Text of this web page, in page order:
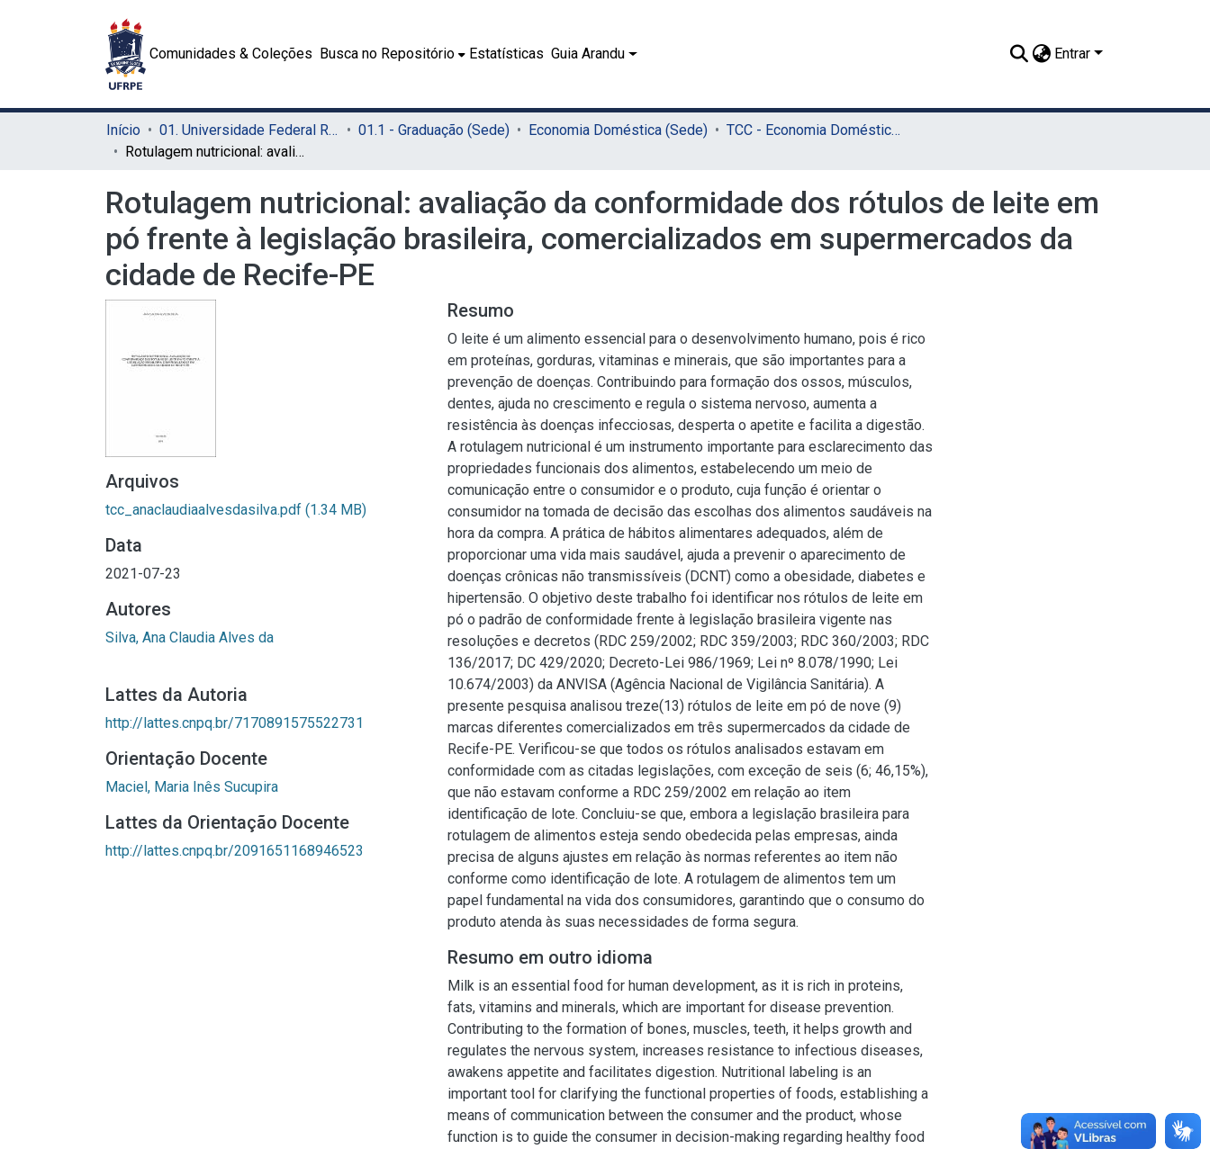
Comunidades & Coleções Busca no Repositório Estatísticas Guia Arandu Entrar
Início 01. Universidade Federal Rural de Pernambuco - UFRPE (Sede) 01.1 - Graduação (Sede) Economia Doméstica (Sede)
TCC - Economia Doméstica (Sede)
Rotulagem nutricional: avaliação da conformidade dos rótulos de leite em pó frente à legislação brasileira, comercializados em supermercados da cidade de Recife-PE
Rotulagem nutricional: avaliação da conformidade dos rótulos de leite em
pó frente à legislação brasileira, comercializados em supermercados da
cidade de Recife-PE
Arquivos
tcc_anaclaudiaalvesdasilva.pdf (1.34 MB)
Data
2021-07-23
Autores
Silva, Ana Claudia Alves da
Lattes da Autoria
http://lattes.cnpq.br/7170891575522731
Orientação Docente
Maciel, Maria Inês Sucupira
Lattes da Orientação Docente
http://lattes.cnpq.br/2091651168946523
Resumo
O leite é um alimento essencial para o desenvolvimento humano, pois é rico
em proteínas, gorduras, vitaminas e minerais, que são importantes para a
prevenção de doenças. Contribuindo para formação dos ossos, músculos,
dentes, ajuda no crescimento e regula o sistema nervoso, aumenta a
resistência às doenças infecciosas, desperta o apetite e facilita a digestão.
A rotulagem nutricional é um instrumento importante para esclarecimento das
propriedades funcionais dos alimentos, estabelecendo um meio de
comunicação entre o consumidor e o produto, cuja função é orientar o
consumidor na tomada de decisão das escolhas dos alimentos saudáveis na
hora da compra. A prática de hábitos alimentares adequados, além de
proporcionar uma vida mais saudável, ajuda a prevenir o aparecimento de
doenças crônicas não transmissíveis (DCNT) como a obesidade, diabetes e
hipertensão. O objetivo deste trabalho foi identificar nos rótulos de leite em
pó o padrão de conformidade frente à legislação brasileira vigente nas
resoluções e decretos (RDC 259/2002; RDC 359/2003; RDC 360/2003; RDC
136/2017; DC 429/2020; Decreto-Lei 986/1969; Lei nº 8.078/1990; Lei
10.674/2003) da ANVISA (Agência Nacional de Vigilância Sanitária). A
presente pesquisa analisou treze(13) rótulos de leite em pó de nove (9)
marcas diferentes comercializados em três supermercados da cidade de
Recife-PE. Verificou-se que todos os rótulos analisados estavam em
conformidade com as citadas legislações, com exceção de seis (6; 46,15%),
que não estavam conforme a RDC 259/2002 em relação ao item
identificação de lote. Concluiu-se que, embora a legislação brasileira para
rotulagem de alimentos esteja sendo obedecida pelas empresas, ainda
precisa de alguns ajustes em relação às normas referentes ao item não
conforme como identificação de lote. A rotulagem de alimentos tem um
papel fundamental na vida dos consumidores, garantindo que o consumo do
produto atenda às suas necessidades de forma segura.
Resumo em outro idioma
Milk is an essential food for human development, as it is rich in proteins,
fats, vitamins and minerals, which are important for disease prevention.
Contributing to the formation of bones, muscles, teeth, it helps growth and
regulates the nervous system, increases resistance to infectious diseases,
awakens appetite and facilitates digestion. Nutritional labeling is an
important tool for clarifying the functional properties of foods, establishing a
means of communication between the consumer and the product, whose
function is to guide the consumer in decision-making regarding healthy food